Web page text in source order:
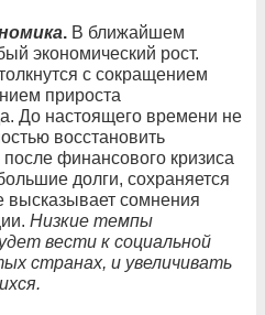
. В ближайшем
экономический рост.
с сокращением
прироста
До настоящего времени не
восстановить
финансового кризиса
долги, сохраняется
высказывает сомнения
Низкие темпы
вести к социальной
странах, и увеличивать